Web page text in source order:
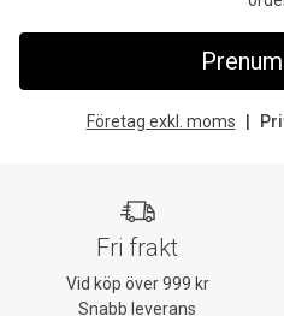
Företag exkl. moms
Fri frakt
Vid köp över 999 kr
Snabb leverans